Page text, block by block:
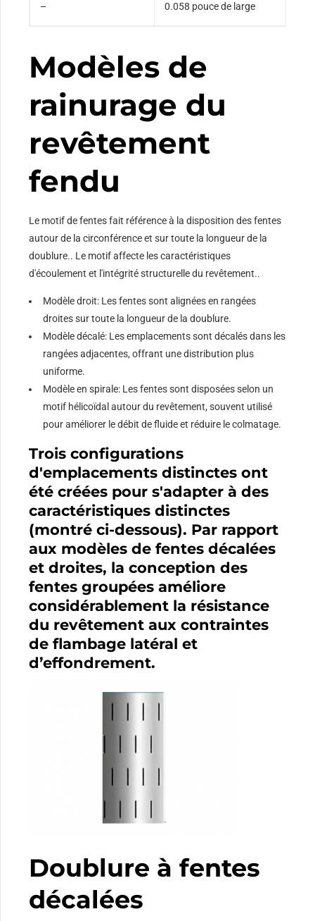
– 0.058 pouce de large
Modèles de
rainurage du
revêtement
fendu
Le motif de fentes fait référence à la disposition des fentes
autour de la circonférence et sur toute la longueur de la
doublure.. Le motif affecte les caractéristiques
d'écoulement et l'intégrité structurelle du revêtement..
Modèle droit: Les fentes sont alignées en rangées
droites sur toute la longueur de la doublure.
Modèle décalé: Les emplacements sont décalés dans les
rangées adjacentes, offrant une distribution plus
uniforme.
Modèle en spirale: Les fentes sont disposées selon un
motif hélicoïdal autour du revêtement, souvent utilisé
pour améliorer le débit de fluide et réduire le colmatage.
Trois configurations
d'emplacements distinctes ont
été créées pour s'adapter à des
caractéristiques distinctes
(montré ci-dessous). Par rapport
aux modèles de fentes décalées
et droites, la conception des
fentes groupées améliore
considérablement la résistance
du revêtement aux contraintes
de flambage latéral et
d’effondrement.
Doublure à fentes
décalées